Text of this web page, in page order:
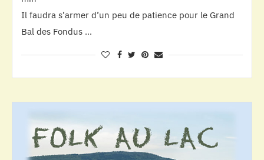
Il faudra s’armer d’un peu de patience pour le Grand
Bal des Fondus …